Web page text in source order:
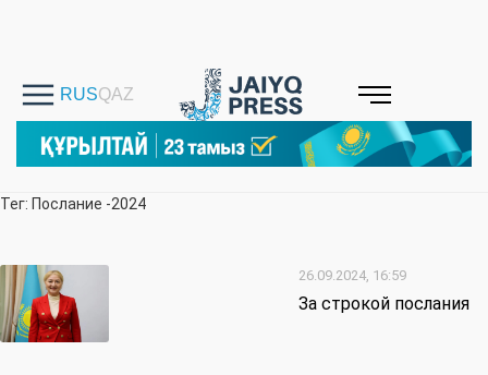
Тег: Послание -2024
26.09.2024, 16:59
За строкой послания